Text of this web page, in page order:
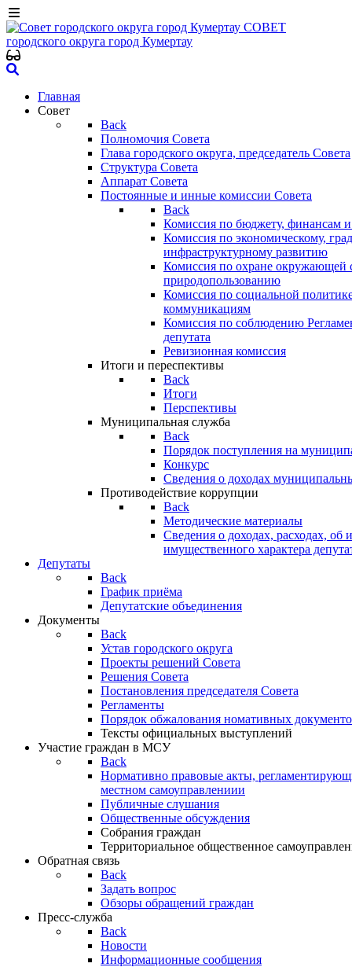
СОВЕТ
городского округа город Кумертау
Главная
Совет
Back
Полномочия Совета
Глава городского округа, председатель Совета
Структура Совета
Аппарат Совета
Постоянные и инные комиссии Совета
Back
Комиссия по бюджету, финансам и
Комиссия по экономическому,
инфраструктурному развитию
Комиссия по охране окружающей
природопользованию
Комиссия по социальной
коммуникациям
Комиссия по соблюдению
депутата
Ревизионная комиссия
Итоги и переспективы
Back
Итоги
Перспективы
Муниципальная служба
Back
Порядок поступления на
Конкурс
Сведения о доходах
Противодействие коррупции
Back
Методические материалы
Сведения о доходах, расходах, об
имущественного характера
Депутаты
Back
График приёма
Депутатские объединения
Документы
Back
Устав городского округа
Проекты решений Совета
Решения Совета
Постановления председателя Совета
Регламенты
Порядок обжалования номативных
Тексты официальных выступлений
Участие граждан в МСУ
Back
Нормативно правовые акты,
местном самоуправлениии
Публичные слушания
Общественные обсуждения
Собрания граждан
Территориальное общественное
Обратная связь
Back
Задать вопрос
Обзоры обращений граждан
Пресс-служба
Back
Новости
Информационные сообщения